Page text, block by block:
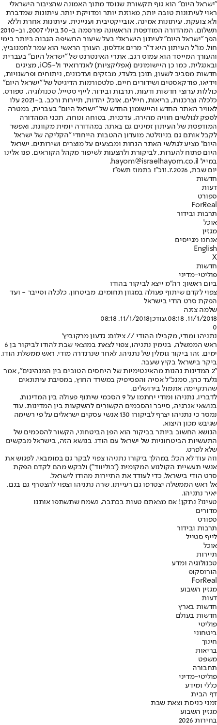
"ישראל היום" הוא גוף תקשורת שנוסד מתוך האמונה שהציבור הישראלי
ראוי לעיתונות טובה יותר, מאוזנת יותר ומדויקת יותר. עיתונות שמדברת
ולא צועקת. עיתונות אמינה, אובייקטיבית ועניינית. עיתונות אחרת וללא
תשלום. המהדורה המודפסת הראשונה פורסמה ב-30 ביולי 2007, וב-2010
הפך "ישראל היום" לעיתון הישראלי בעל שיעור החשיפה הגבוה ביותר בימי
חול. מו"ל העיתון היא ד"ר מרים אדלסון. העורך הראשי הוא עמר לחמנוביץ,
והעורך המייסד הוא עמוס רגב. אתרי האינטרנט של "ישראל היום" בעברית
ובאנגלית, כמו כן היישומונים (אפליקציות) לאנדרואיד ול-iOS, מציגים
חדשות מסביב לשעון, תוכן בלעדי, מבזקים ועדכונים, ניתוחים ופרשנויות,
וידיאו, פודקאסטים ושידורים חיים. פלטפורמות הדיגיטל של "ישראל היום"
כוללות ערוצי חדשות ודעות, תרבות ובידור, לייף סטייל, טכנולוגיה, ספורט,
כלכלה וצרכנות, בריאות, חיילים, אוכל, יהדות, תיירות ורכב. ב-2021 עלו
לאוויר האתר החדש והיישומון החדש של "ישראל היום" בעברית, במטרה
לספק לגולשים חוויה מהירה, עדכנית, בטוחה ונוחה. תכני המהדורה
המודפסת של העיתון זמינים גם באתר, במהדורה יומית מקוונת, ואפשר
לקבל אותם גם בניוזלטר. מועדון ההטבות הייחודי "הקליקה של ישראל
היום" מציע לגולשי האתר הנחות ומבצעים על מוצרים ושירותים. ישראל
היום פתוח להערות, לביקורת ולהצעות לשיפור מקהל הקוראים. פנו אלינו
במייל hayom@israelhayom.co.il.
יום שבת, 11.7.2026
כ"ו בתמוז תשפ"ו
חדשות
דעות
ספורט
ForReal
תרבות ובידור
אוכל
מגזין
אנחנו מגייסים
English
X
חדשות
פוליטי-מדיני
ביום ראשון: רה"מ ייצא לביקור בהודו
צפוי לקדם שיתוף פעולה במגוון תחומים, מביטחון, כלכלה וסייבר - ועד
הפקת סרט הודי בישראל
שלמה צזנה
11/1/2018, 08:18
,עודכן11/1/2018, 08:18
0
נתניהו ומודי, מקבילו ההודי // צילום: גדעון מרקוביץ'
ראש הממשלה, בנימין נתניהו, צפוי לצאת במוצאי שבת להודו לביקור בן 6
ימים. זהו ביקור גומלין של נתניהו, לאחר שנרנדרה מודי, ראש ממשלת הודו,
ביקר בישראל בקיץ שעבר.
"2 המדינות נהנות מהאינטימיות של היחסים הטובים בין המנהיגים", אמר
גלעד כהן, סמנכ"ל אסיה והפסיפיק במשרד החוץ, במסיבת עיתונאים
שהתקיימה אתמול בירושלים.
לדבריו, נתניהו ומודי יחתמו על 9 הסכמי שיתוף פעולה בין המדינות,
בנושאי אנרגיה, סייבר והסכמים הקשורים להשקעות בין המדינות. עוד
נמסר כי נתניהו יצרף לביקורו 130 אנשי עסקים ישראלים על פי רשימה
שגיבש מכון היצוא.
הנושא החשוב ביותר בביקור הוא הפן הביטחוני, הקשור להסכמים של
התעשיות הביטחוניות של ישראל עם הודו. בנושא הזה, בישראל מבקשים
שלא לפרט.
וזה עוד לא הכל: במהלך ביקורו נתניהו צפוי לבקר גם במומבאי, לפגוש את
אנשי תעשיית הקולנוע המקומית ("בוליווד") ולבקש מהם לקדם הפקת
סרט הודי בישראל, כדי לעודד את התיירות מהודו לישראל.
אל ראש הממשלה יצטרפו גם רעייתו, שרה נתניהו וצפוי להצטרף גם בנם,
יאיר נתניהו.
טעינו? נתקן! אם מצאתם טעות בכתבה, נשמח שתשתפו אותנו
מדורים
ספורט
תרבות ובידור
לייף סטייל
אוכל
תיירות
טכנולוגיה ומדע
הורוסקופ
ForReal
מגזין השבוע
דעות
חדשות בארץ
חדשות בעולם
פוליטי
ביטחוני
חינוך
בריאות
משפט
תחבורה
פוליטי-מדיני
כללי ומידע
דף הבית
זמני כניסת וצאת שבת
מגזין השבוע
בחירות 2026